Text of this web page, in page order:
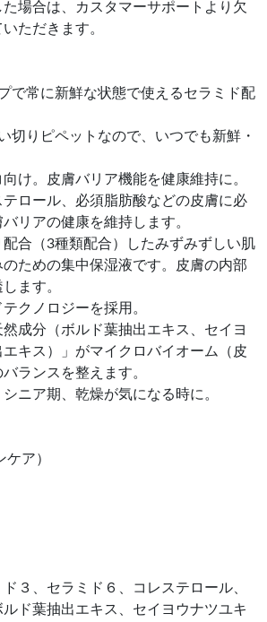
場合は、カスタマーサポートより欠
ただきます。
で常に新鮮な状態で使えるセラミド配
切りピペットなので、いつでも新鮮・
向け。皮膚バリア機能を健康維持に。
テロール、必須脂肪酸などの皮膚に必
リアの健康を維持します。
配合（3種類配合）したみずみずしい肌
ための集中保湿液です。皮膚の内部
ます。
クノロジーを採用。
然成分（ボルド葉抽出エキス、セイヨ
キス）」がマイクロバイオーム（皮
ランスを整えます。
ニア期、乾燥が気になる時に。
ア）
３、セラミド６、コレステロール、
ド葉抽出エキス、セイヨウナツユキ